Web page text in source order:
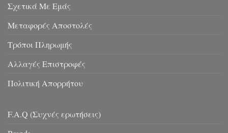
Σχετικά Με Εμάς
Μεταφορές Αποστολές
Τρόποι Πληρωμής
Αλλαγές Επιστροφές
Πολιτική Απορρήτου
F.A.Q (Συχνές ερωτήσεις)